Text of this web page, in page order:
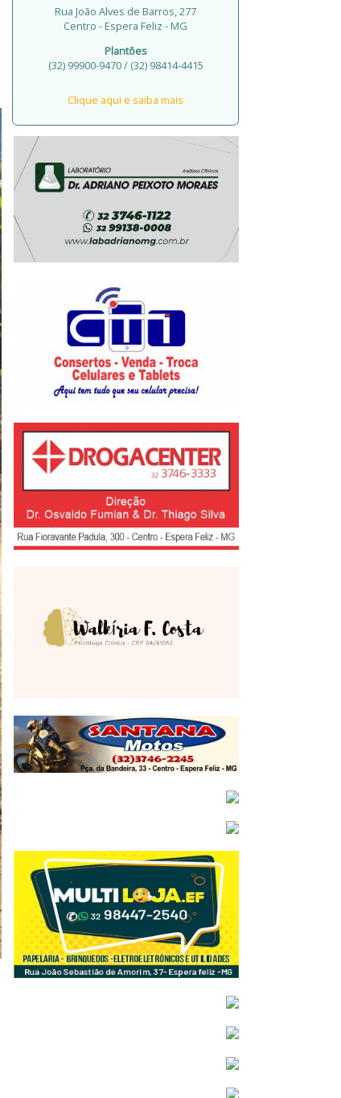
Rua João Alves de Barros, 277
Centro - Espera Feliz - MG
Plantões
(32) 99900-9470 / (32) 98414-4415
Clique aqui e saiba mais